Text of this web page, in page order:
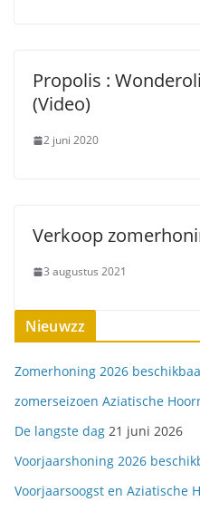
Propolis :
(Video)
2 juni 2020
Verkoop
3 augustus 2021
Nieuwzz
Zomerhoning 2026
zomerseizoen Aziatische
De langste dag 21 juni 2026
Voorjaarshoning 2026
Voorjaarsoogst en Aziatische